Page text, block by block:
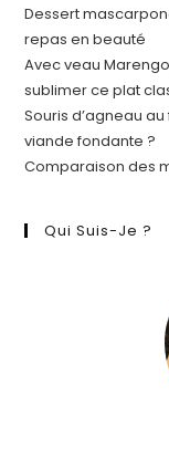
Dessert
repas en beauté
Avec veau
sublimer ce plat
Souris d’agneau
viande fondante ?
Comparaison des
Qui Suis-Je ?